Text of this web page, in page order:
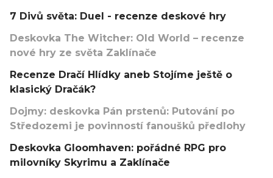
7 Divů světa: Duel - recenze deskové hry
Deskovka The Witcher: Old World – recenze
nové hry ze světa Zaklínače
Recenze Dračí Hlídky aneb Stojíme ještě o
klasický Dračák?
Dojmy: deskovka Pán prstenů: Putování po
Středozemi je povinností fanoušků předlohy
Deskovka Gloomhaven: pořádné RPG pro
milovníky Skyrimu a Zaklínače